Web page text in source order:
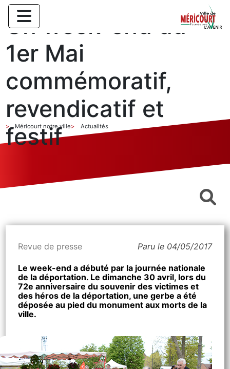
Un week-end du
1er Mai
commémoratif,
revendicatif et
festif
Méricourt notre ville Actualités
Revue de presse Paru le 04/05/2017
Le week-end a débuté par la journée nationale
de la déportation. Le dimanche 30 avril, lors du
72e anniversaire du souvenir des victimes et
des héros de la déportation, une gerbe a été
déposée au pied du monument aux morts de la
ville.